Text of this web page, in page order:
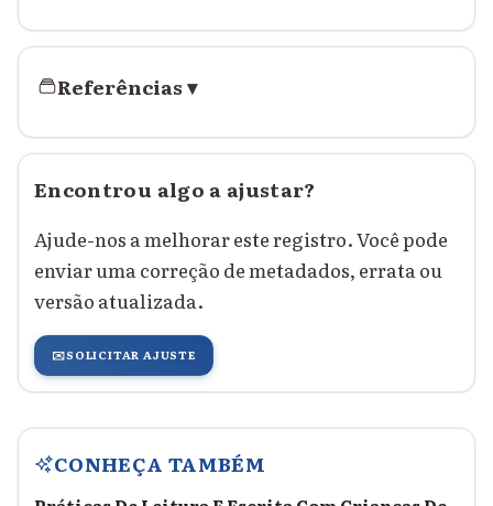
Referências▾
Encontrou algo a ajustar?
Ajude-nos a melhorar este registro. Você pode
enviar uma correção de metadados, errata ou
versão atualizada.
✉️SOLICITAR AJUSTE
CONHEÇA TAMBÉM